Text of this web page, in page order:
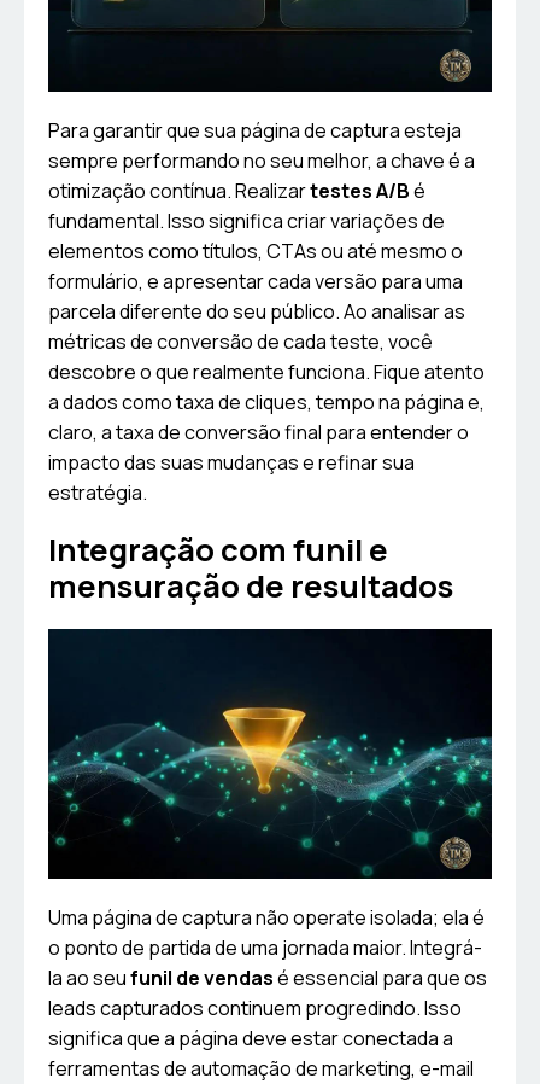
Para garantir que sua página de captura esteja
sempre performando no seu melhor, a chave é a
otimização contínua. Realizartestes A/Bé
fundamental. Isso significa criar variações de
elementos como títulos, CTAs ou até mesmo o
formulário, e apresentar cada versão para uma
parcela diferente do seu público. Ao analisar as
métricas de conversão de cada teste, você
descobre o que realmente funciona. Fique atento
a dados como taxa de cliques, tempo na página e,
claro, a taxa de conversão final para entender o
impacto das suas mudanças e refinar sua
estratégia.
Integração com funil e
mensuração de resultados
Uma página de captura não operate isolada; ela é
o ponto de partida de uma jornada maior. Integrá-
la ao seufunil de vendasé essencial para que os
leads capturados continuem progredindo. Isso
significa que a página deve estar conectada a
ferramentas de automação de marketing, e-mail